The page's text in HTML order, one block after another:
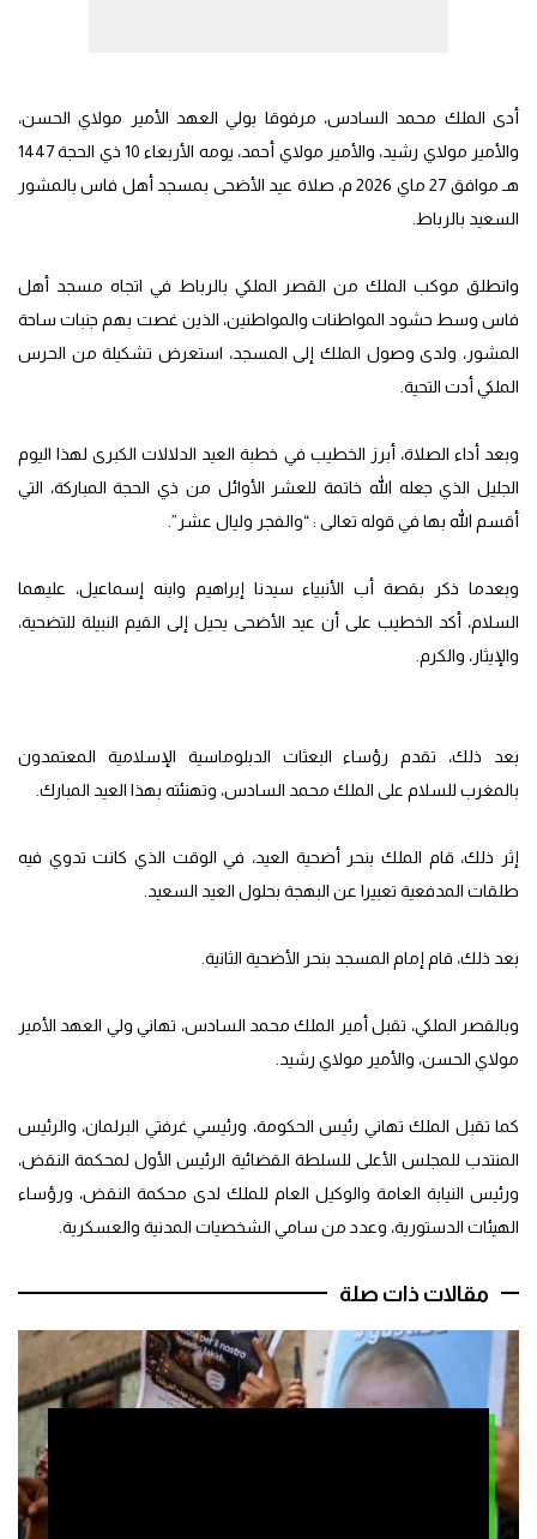
أدى الملك محمد السادس، مرفوقا بولي العهد الأمير مولاي الحسن،
والأمير مولاي رشيد، والأمير مولاي أحمد، يومه الأربعاء 10 ذي الحجة 1447
هـ موافق 27 ماي 2026 م، صلاة عيد الأضحى بمسجد أهل فاس بالمشور
السعيد بالرباط.
وانطلق موكب الملك من القصر الملكي بالرباط في اتجاه مسجد أهل
فاس وسط حشود المواطنات والمواطنين، الذين غصت بهم جنبات ساحة
المشور، ولدى وصول الملك إلى المسجد، استعرض تشكيلة من الحرس
الملكي أدت التحية.
وبعد أداء الصلاة، أبرز الخطيب في خطبة العيد الدلالات الكبرى لهذا اليوم
الجليل الذي جعله الله خاتمة للعشر الأوائل من ذي الحجة المباركة، التي
أقسم الله بها في قوله تعالى : “والفجر وليال عشر”.
وبعدما ذكر بقصة أب الأنبياء سيدنا إبراهيم وابنه إسماعيل، عليهما
السلام، أكد الخطيب على أن عيد الأضحى يحيل إلى القيم النبيلة للتضحية،
والإيثار، والكرم.
بعد ذلك، تقدم رؤساء البعثات الدبلوماسية الإسلامية المعتمدون
بالمغرب للسلام على الملك محمد السادس، وتهنئته بهذا العيد المبارك.
إثر ذلك، قام الملك بنحر أضحية العيد، في الوقت الذي كانت تدوي فيه
طلقات المدفعية تعبيرا عن البهجة بحلول العيد السعيد.
بعد ذلك، قام إمام المسجد بنحر الأضحية الثانية.
وبالقصر الملكي، تقبل أمير الملك محمد السادس، تهاني ولي العهد الأمير
مولاي الحسن، والأمير مولاي رشيد.
كما تقبل الملك تهاني رئيس الحكومة، ورئيسي غرفتي البرلمان، والرئيس
المنتدب للمجلس الأعلى للسلطة القضائية الرئيس الأول لمحكمة النقض،
ورئيس النيابة العامة والوكيل العام للملك لدى محكمة النقض، ورؤساء
الهيئات الدستورية، وعدد من سامي الشخصيات المدنية والعسكرية.
مقالات ذات صلة